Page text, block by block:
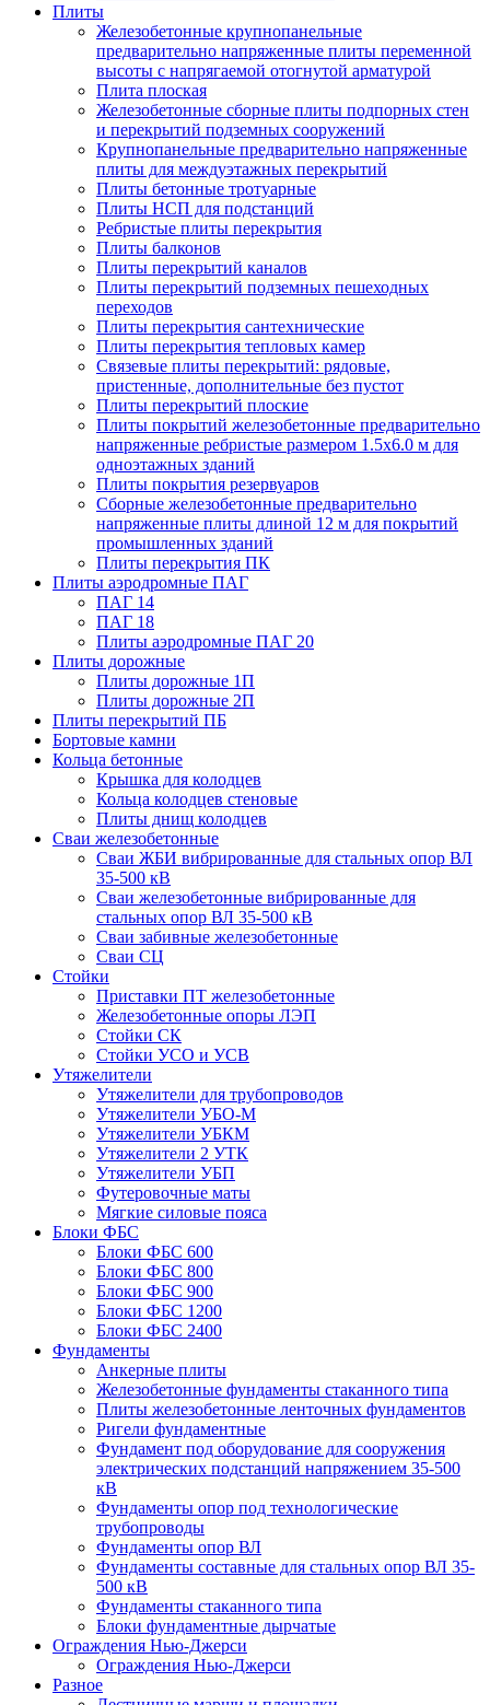
Плиты
Железобетонные крупнопанельные
предварительно напряженные плиты переменной
высоты с напрягаемой отогнутой арматурой
Плита плоская
Железобетонные сборные плиты подпорных стен
и перекрытий подземных сооружений
Крупнопанельные предварительно напряженные
плиты для междуэтажных перекрытий
Плиты бетонные тротуарные
Плиты НСП для подстанций
Ребристые плиты перекрытия
Плиты балконов
Плиты перекрытий каналов
Плиты перекрытий подземных пешеходных
переходов
Плиты перекрытия сантехнические
Плиты перекрытия тепловых камер
Связевые плиты перекрытий: рядовые,
пристенные, дополнительные без пустот
Плиты перекрытий плоские
Плиты покрытий железобетонные предварительно
напряженные ребристые размером 1.5х6.0 м для
одноэтажных зданий
Плиты покрытия резервуаров
Сборные железобетонные предварительно
напряженные плиты длиной 12 м для покрытий
промышленных зданий
Плиты перекрытия ПК
Плиты аэродромные ПАГ
ПАГ 14
ПАГ 18
Плиты аэродромные ПАГ 20
Плиты дорожные
Плиты дорожные 1П
Плиты дорожные 2П
Плиты перекрытий ПБ
Бортовые камни
Кольца бетонные
Крышка для колодцев
Кольца колодцев стеновые
Плиты днищ колодцев
Сваи железобетонные
Сваи ЖБИ вибрированные для стальных опор ВЛ
35-500 кВ
Сваи железобетонные вибрированные для
стальных опор ВЛ 35-500 кВ
Сваи забивные железобетонные
Сваи СЦ
Стойки
Приставки ПТ железобетонные
Железобетонные опоры ЛЭП
Стойки СК
Стойки УСО и УСВ
Утяжелители
Утяжелители для трубопроводов
Утяжелители УБО-М
Утяжелители УБКМ
Утяжелители 2 УТК
Утяжелители УБП
Футеровочные маты
Мягкие силовые пояса
Блоки ФБС
Блоки ФБС 600
Блоки ФБС 800
Блоки ФБС 900
Блоки ФБС 1200
Блоки ФБС 2400
Фундаменты
Анкерные плиты
Железобетонные фундаменты стаканного типа
Плиты железобетонные ленточных фундаментов
Ригели фундаментные
Фундамент под оборудование для сооружения
электрических подстанций напряжением 35-500
кВ
Фундаменты опор под технологические
трубопроводы
Фундаменты опор ВЛ
Фундаменты составные для стальных опор ВЛ 35-
500 кВ
Фундаменты стаканного типа
Блоки фундаментные дырчатые
Ограждения Нью-Джерси
Ограждения Нью-Джерси
Разное